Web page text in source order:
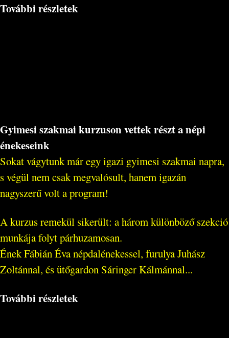
További részletek
Gyimesi szakmai kurzuson vettek részt a népi
énekeseink
Sokat vágytunk már egy igazi gyimesi szakmai napra,
s végül nem csak megvalósult, hanem igazán
nagyszerű volt a program!
A kurzus remekül sikerült: a három különböző szekció
munkája folyt párhuzamosan.
Ének Fábián Éva népdalénekessel, furulya Juhász
Zoltánnal, és ütőgardon Sáringer Kálmánnal...
További részletek